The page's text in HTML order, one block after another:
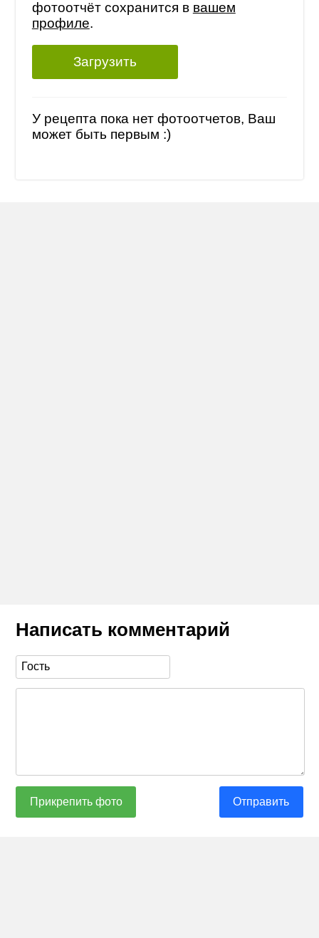
фотоотчёт сохранится в вашем
профиле.
Загрузить
У рецепта пока нет фотоотчетов, Ваш
может быть первым :)
Написать комментарий
Прикрепить фото Отправить